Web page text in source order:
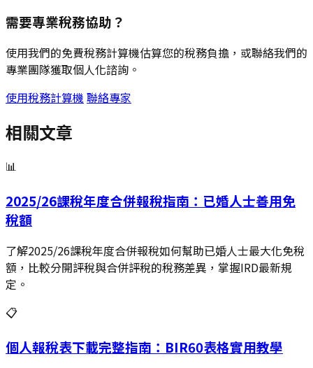
需要專業稅務協助？
使用我們的免費稅務計算機估算您的稅務負擔，或聯絡我們的
專業團隊獲取個人化諮詢。
使用稅務計算機 聯絡專家
相關文章
📊
2025/26課稅年度合併報稅指南：已婚人士善用免
稅額
了解2025/26課稅年度合併報稅如何幫助已婚人士最大化免稅
額，比較分開評稅與合併評稅的稅務差異，掌握IRD最新規
定。
📋
個人報稅表下載完整指南：BIR60表格實用教學